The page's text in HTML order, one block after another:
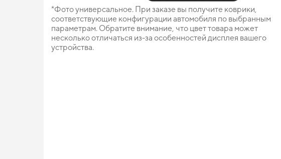
*Фото универсальное. При заказе вы получите коврики,
соответствующие конфигурации автомобиля по выбранным
параметрам. Обратите внимание, что цвет товара может
несколько отличаться из-за особенностей дисплея вашего
устройства.